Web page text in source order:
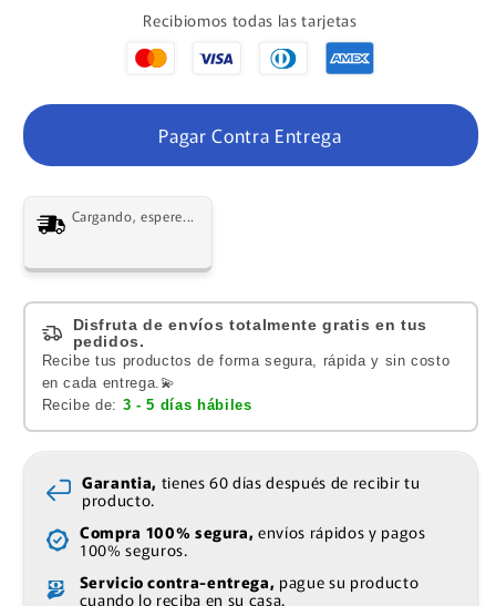
Recibiomos todas las tarjetas
Pagar Contra Entrega
Cargando, espere...
Disfruta de envíos totalmente gratis en tus
pedidos.
Recibe tus productos de forma segura, rápida y sin costo
en cada entrega.💫
Recibe de: 3 - 5 días hábiles
Garantia, tienes 60 días después de recibir tu
producto.
Compra 100% segura, envíos rápidos y pagos
100% seguros.
Servicio contra-entrega, pague su producto
cuando lo reciba en su casa.